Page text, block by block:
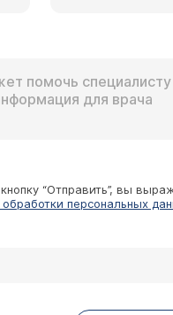
“Отправить”, вы
персональных